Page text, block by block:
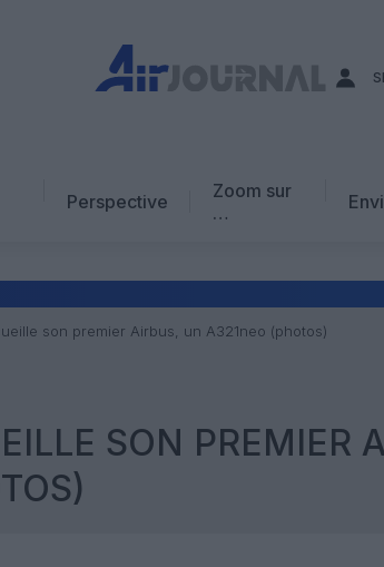
Perspective
Zoom sur
…
Avis d’expert
son premier Airbus, un A321neo (photos)
SON PREMIER